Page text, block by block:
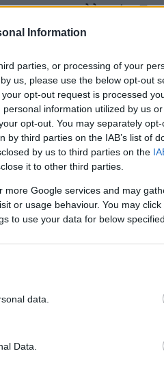
Information
parties, or processing of your
us, please use the below opt-out
opt-out request is processed
information utilized by us
opt-out. You may separately
third parties on the IAB’s list of
by us to third parties on the
it to other third parties.
Google services and may
or usage behaviour. You may
to use your data for below
data.
Data.
της συναλλαγής. Το
της μετοχής στα
ισχυρής
προς την
έντονο
θεσμικούς
πρόκειται για μία
κινήσεις στην ελληνική
των ονομάτων που
οι αμερικανικές
συμφερόντων Qatar
το προφίλ της
της
σύνθεση και